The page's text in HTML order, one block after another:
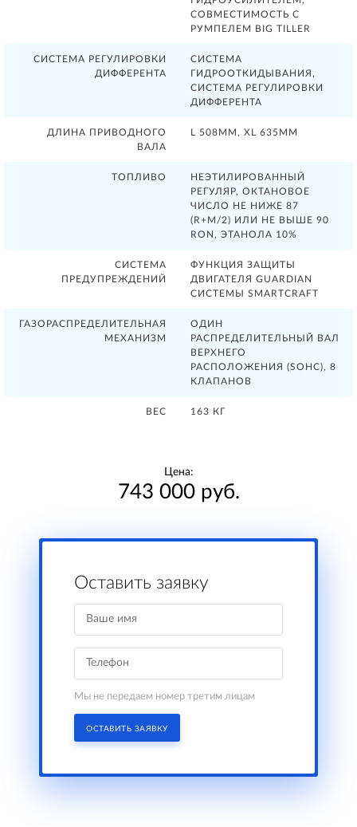
СОВМЕСТИМОСТЬ С
РУМПЕЛЕМ BIG TILLER
СИСТЕМА РЕГУЛИРОВКИ
ДИФФЕРЕНТА
СИСТЕМА
ГИДРООТКИДЫВАНИЯ,
СИСТЕМА РЕГУЛИРОВКИ
ДИФФЕРЕНТА
ДЛИНА ПРИВОДНОГО
ВАЛА
L 508ММ, XL 635ММ
ТОПЛИВО
НЕЭТИЛИРОВАННЫЙ
РЕГУЛЯР, ОКТАНОВОЕ
ЧИСЛО НЕ НИЖЕ 87
(R+M/2) ИЛИ НЕ ВЫШЕ 90
RON, ЭТАНОЛА 10%
СИСТЕМА
ПРЕДУПРЕЖДЕНИЙ
ФУНКЦИЯ ЗАЩИТЫ
ДВИГАТЕЛЯ GUARDIAN
СИСТЕМЫ SMARTCRAFT
ГАЗОРАСПРЕДЕЛИТЕЛЬНАЯ
МЕХАНИЗМ
ОДИН
РАСПРЕДЕЛИТЕЛЬНЫЙ ВАЛ
ВЕРХНЕГО
РАСПОЛОЖЕНИЯ (SOHC), 8
КЛАПАНОВ
ВЕС 163 КГ
Цена:
743 000 руб.
Оставить заявку
Мы не передаем номер третим лицам
ОСТАВИТЬ ЗАЯВКУ